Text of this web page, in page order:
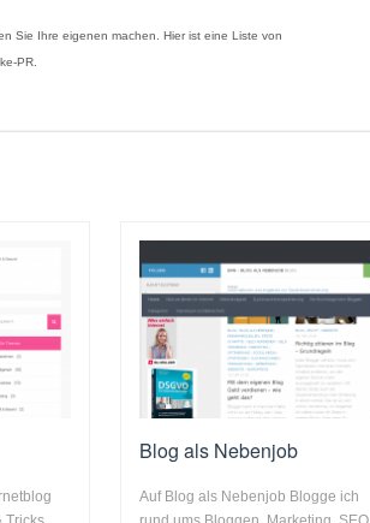
Sie Ihre eigenen machen. Hier ist eine Liste von
PR.
Blog als Nebenjob
Auf Blog als Nebenjob Blogge ich